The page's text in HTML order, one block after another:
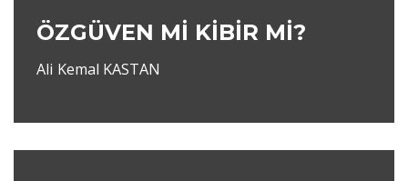
ÖZGÜVEN Mİ KİBİR Mİ?
Ali Kemal KASTAN